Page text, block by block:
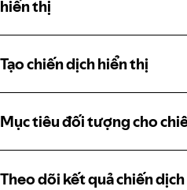
hiển thị
hiển thị
Tạo chiến dịch hiển thị
Tạo chiến dịch hiển thị
Mục tiêu đối tượng cho
Mục tiêu đối tượng cho
Theo dõi kết quả chiến
Theo dõi kết quả chiến